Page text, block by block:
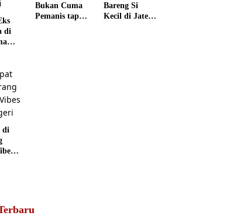
di
Bukan Cuma
Pemanis tapi
Bareng Si
Kecil di Jateng
di